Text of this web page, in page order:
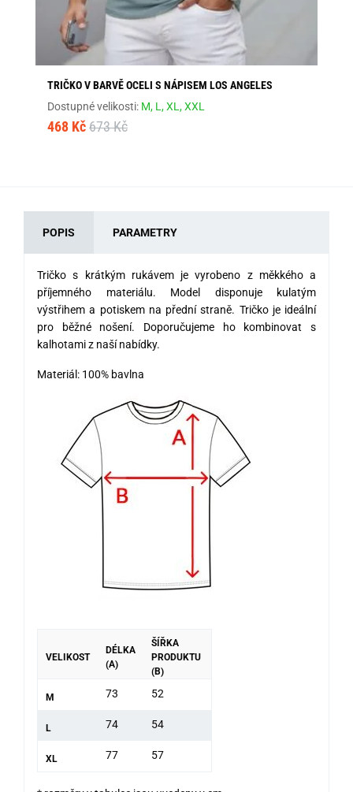
TRIČKO V BARVĚ OCELI S NÁPISEM LOS ANGELES
Dostupné velikosti: M, L,XL,XXL
468 Kč 673 Kč
POPIS PARAMETRY
Tričko s krátkým rukávem je vyrobeno z měkkého a
příjemného materiálu. Model disponuje kulatým
výstřihem a potiskem na přední straně. Tričko je ideální
pro běžné nošení. Doporučujeme ho kombinovat s
kalhotami z naší nabídky.
Materiál: 100% bavlna
VELIKOST
DÉLKA
(A)
ŠÍŘKA
PRODUKTU
(B)
M 73 52
L 74 54
XL 77 57